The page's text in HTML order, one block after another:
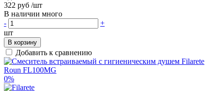
322 руб /шт
В наличии много
-
+
шт
В корзину
Добавить к сравнению
0%